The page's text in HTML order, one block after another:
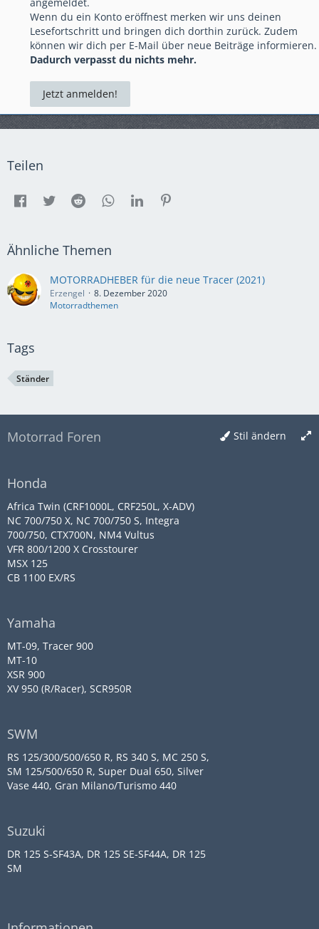
Wenn du ein Konto eröffnest merken wir uns deinen
Lesefortschritt und bringen dich dorthin zurück. Zudem
können wir dich per E-Mail über neue Beiträge informieren.
Dadurch verpasst du nichts mehr.
Jetzt anmelden!
Teilen
Ähnliche Themen
MOTORRADHEBER für die neue Tracer (2021)
Erzengel
8. Dezember 2020
Motorradthemen
Tags
Ständer
Stil ändern
Motorrad Foren
Honda
Africa Twin (CRF1000L, CRF250L, X-ADV)
NC 700/750 X, NC 700/750 S, Integra
700/750, CTX700N, NM4 Vultus
VFR 800/1200 X Crosstourer
MSX 125
CB 1100 EX/RS
Yamaha
MT-09, Tracer 900
MT-10
XSR 900
XV 950 (R/Racer), SCR950R
SWM
RS 125/300/500/650 R, RS 340 S, MC 250 S,
SM 125/500/650 R, Super Dual 650, Silver
Vase 440, Gran Milano/Turismo 440
Suzuki
DR 125 S-SF43A, DR 125 SE-SF44A, DR 125
SM